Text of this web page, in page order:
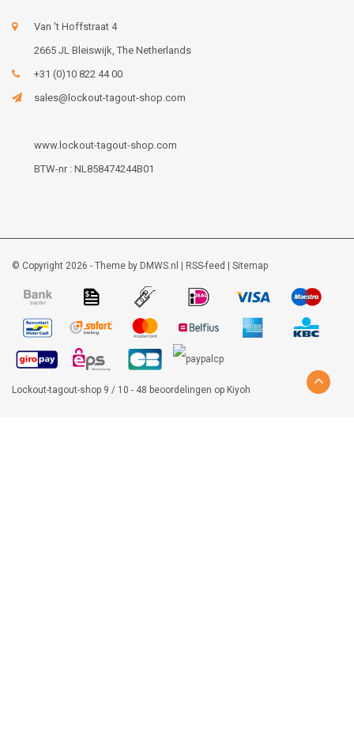
Van 't Hoffstraat 4
2665 JL Bleiswijk, The Netherlands
+31 (0)10 822 44 00
sales@lockout-tagout-shop.com
www.lockout-tagout-shop.com
BTW-nr : NL858474244B01
© Copyright 2026 - Theme by DMWS.nl | RSS-feed | Sitemap
Lockout-tagout-shop 9 / 10 - 48 beoordelingen op Kiyoh